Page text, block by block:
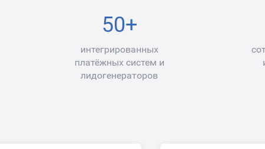
50+
интегрированных
платёжных систем и
лидогенераторов